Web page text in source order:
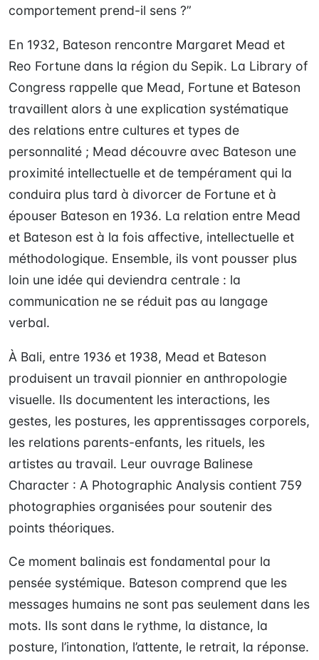
comportement prend-il sens ?”
En 1932, Bateson rencontre Margaret Mead et
Reo Fortune dans la région du Sepik. La Library of
Congress rappelle que Mead, Fortune et Bateson
travaillent alors à une explication systématique
des relations entre cultures et types de
personnalité ; Mead découvre avec Bateson une
proximité intellectuelle et de tempérament qui la
conduira plus tard à divorcer de Fortune et à
épouser Bateson en 1936. La relation entre Mead
et Bateson est à la fois affective, intellectuelle et
méthodologique. Ensemble, ils vont pousser plus
loin une idée qui deviendra centrale : la
communication ne se réduit pas au langage
verbal.
À Bali, entre 1936 et 1938, Mead et Bateson
produisent un travail pionnier en anthropologie
visuelle. Ils documentent les interactions, les
gestes, les postures, les apprentissages corporels,
les relations parents-enfants, les rituels, les
artistes au travail. Leur ouvrage Balinese
Character : A Photographic Analysis contient 759
photographies organisées pour soutenir des
points théoriques.
Ce moment balinais est fondamental pour la
pensée systémique. Bateson comprend que les
messages humains ne sont pas seulement dans les
mots. Ils sont dans le rythme, la distance, la
posture, l’intonation, l’attente, le retrait, la réponse.